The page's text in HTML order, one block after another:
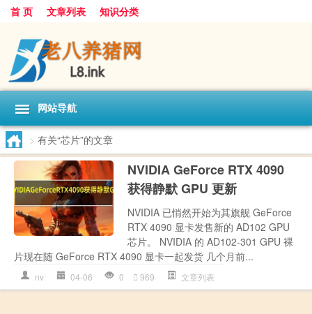
首 页 文章列表 知识分类
网站导航
> 有关“芯片”的文章
NVIDIA GeForce RTX 4090
获得静默 GPU 更新
NVIDIA 已悄然开始为其旗舰 GeForce
RTX 4090 显卡发售新的 AD102 GPU
芯片。 NVIDIA 的 AD102-301 GPU 裸
片现在随 GeForce RTX 4090 显卡一起发货 几个月前...
nv 04-06 0 969 文章列表